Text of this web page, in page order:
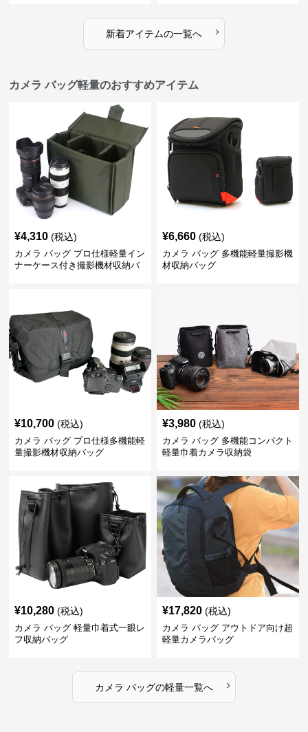
新着アイテムの一覧へ ›
カメラ バッグ軽量のおすすめアイテム
¥4,310 (税込)
カメラ バッグ プロ仕様軽量イン
ナーケース付き撮影機材収納バ
¥6,660 (税込)
カメラ バッグ 多機能軽量撮影機
材収納バッグ
¥10,700 (税込)
カメラ バッグ プロ仕様多機能軽
量撮影機材収納バッグ
¥3,980 (税込)
カメラ バッグ 多機能コンパクト
軽量巾着カメラ収納袋
¥10,280 (税込)
カメラ バッグ 軽量巾着式一眼レ
フ収納バッグ
¥17,820 (税込)
カメラ バッグ アウトドア向け超
軽量カメラバッグ
カメラ バッグの軽量一覧へ ›